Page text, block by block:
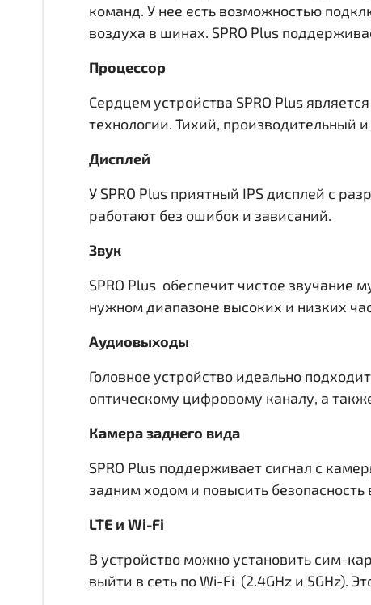
команд. У нее есть возможностью
воздуха в шинах. SPRO Plus
Процессор
Сердцем устройства SPRO Plus
технологии. Тихий, производительный
Дисплей
У SPRO Plus приятный IPS дисплей c
работают без ошибок и зависаний.
Звук
SPRO Plus обеспечит чистое звучание
нужном диапазоне высоких и низких
Аудиовыходы
Головное устройство идеально
оптическому цифровому каналу, а
Камера заднего вида
SPRO Plus поддерживает сигнал с
задним ходом и повысить
LTE и Wi-Fi
В устройство можно установить сим-
выйти в сеть по Wi-Fi (2.4GHz и 5GHz).